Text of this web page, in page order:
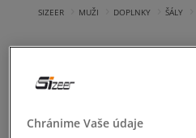
SIZEER MUŽI DOPLNKY ŠÁLY
Chránime Vaše údaje